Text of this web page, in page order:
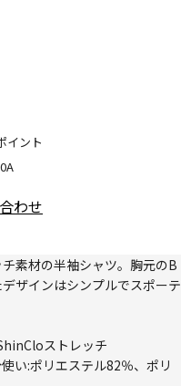
イント
わせ
素材の半袖シャツ。胸元のB
ザインはシンプルでスポーテ
ストレッチ
い:ポリエステル82％、ポリ